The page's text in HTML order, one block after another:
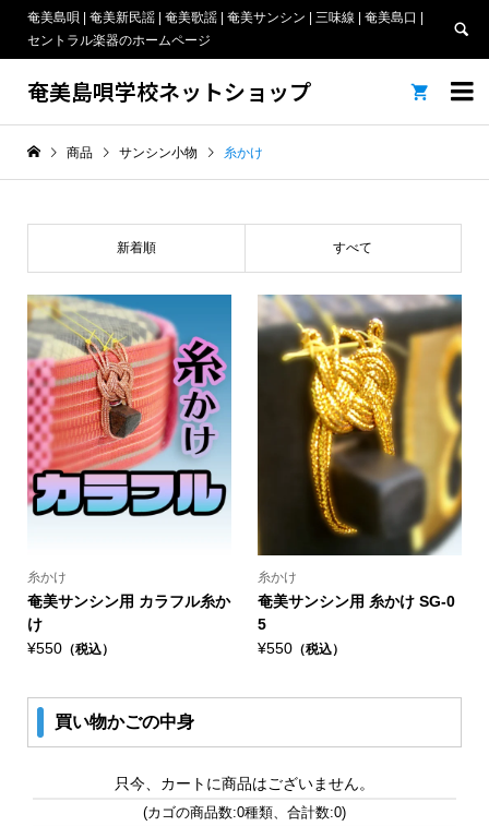
奄美島唄 | 奄美新民謡 | 奄美歌謡 | 奄美サンシン | 三味線 | 奄美島口 |
セントラル楽器のホームページ

奄美島唄学校ネットショップ 
商品 サンシン小物 糸かけ
新着順 すべて
糸かけ
奄美サンシン用 カラフル糸か
け
¥550（税込）
糸かけ
奄美サンシン用 糸かけ SG-0
5
¥550 （税込）
買い物かごの中身
只今、カートに商品はございません。
(カゴの商品数:0種類、合計数:0)